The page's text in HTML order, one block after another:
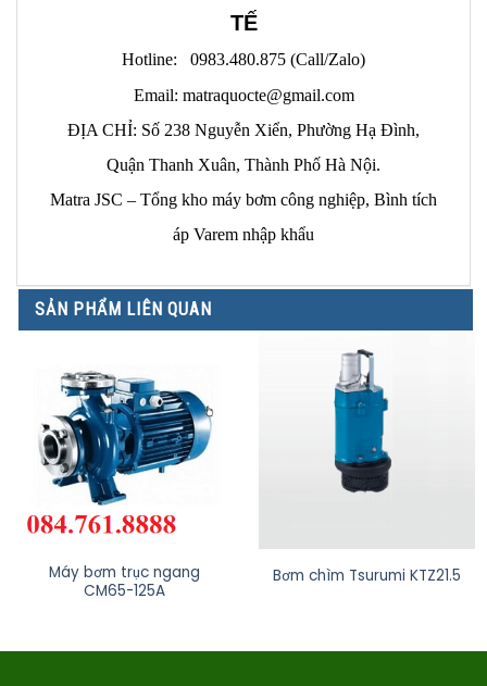
TẾ
Hotline: 0983.480.875 (Call/Zalo)
Email: matraquocte@gmail.com
ĐỊA CHỈ: Số 238 Nguyễn Xiển, Phường Hạ Đình,
Quận Thanh Xuân, Thành Phố Hà Nội.
Matra JSC – Tổng kho máy bơm công nghiệp, Bình tích
áp Varem nhập khẩu
SẢN PHẨM LIÊN QUAN
Máy bơm trục ngang
CM65-125A
Bơm chìm Tsurumi KTZ21.5